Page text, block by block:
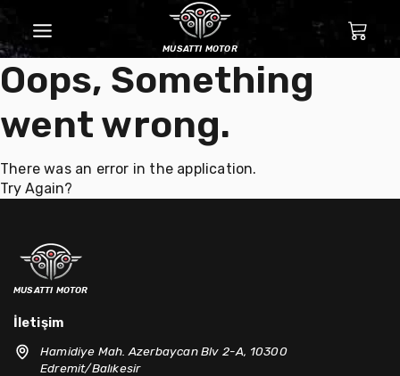
musatti motor
Oops, Something
went wrong.
There was an error in the application.
Try Again?
musatti motor
İletişim
Hamidiye Mah. Azerbaycan Blv 2-A, 10300
Edremit/Balıkesir